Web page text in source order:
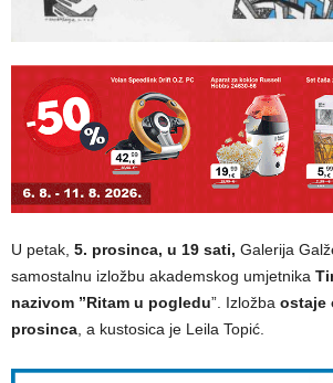
U petak, 5. prosinca, u 19 sati, Galerija
samostalnu izložbu akademskog umjetnika
nazivom ”Ritam u pogledu”. Izložba ostaje
prosinca , a kustosica je Leila Topić.